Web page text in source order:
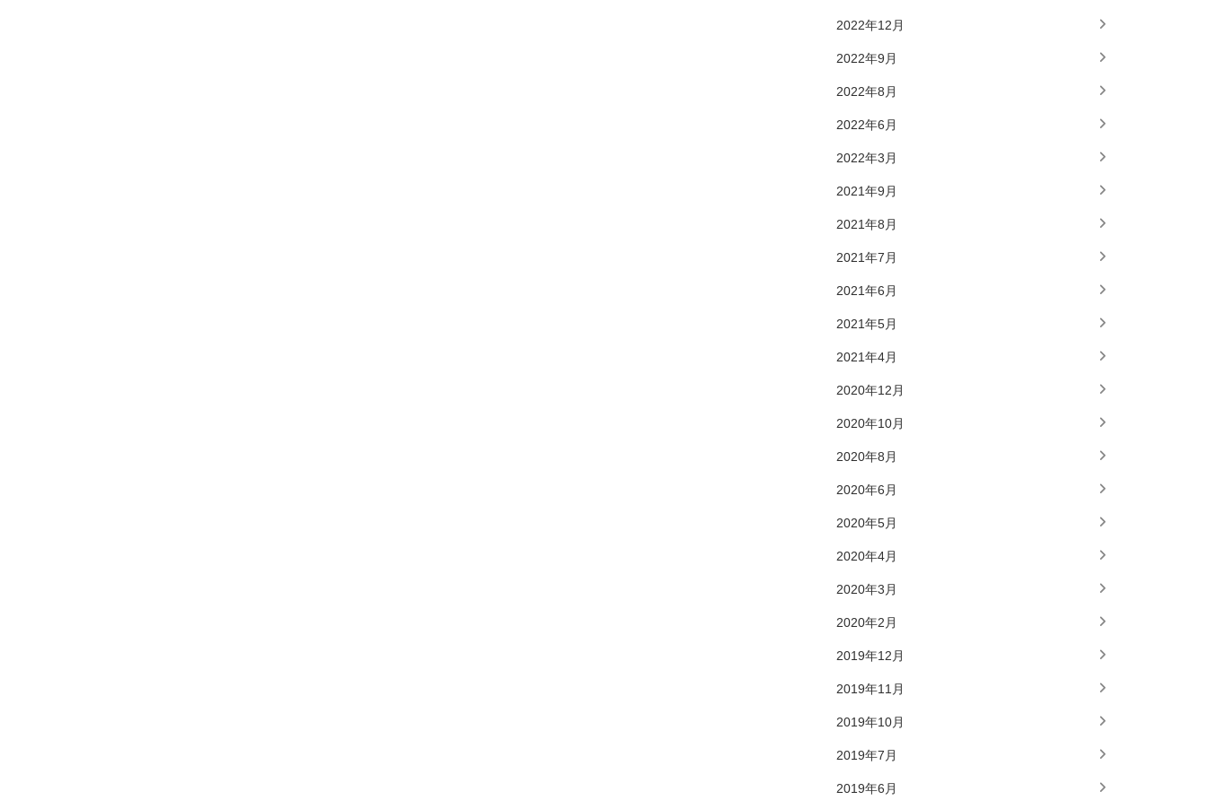
2022年12月
2022年9月
2022年8月
2022年6月
2022年3月
2021年9月
2021年8月
2021年7月
2021年6月
2021年5月
2021年4月
2020年12月
2020年10月
2020年8月
2020年6月
2020年5月
2020年4月
2020年3月
2020年2月
2019年12月
2019年11月
2019年10月
2019年7月
2019年6月